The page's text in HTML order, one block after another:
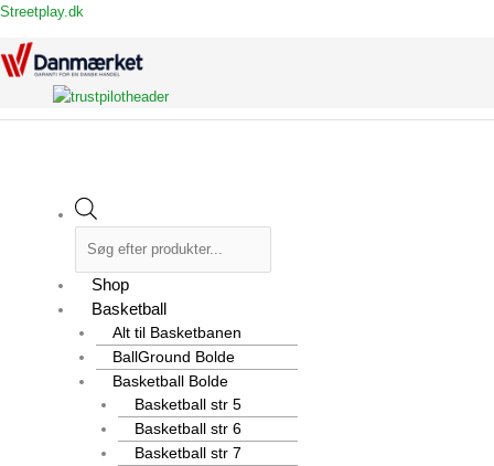
Gå
indholdet
Streetplay.dk
Flyout
Shop
Basketball
Alt til Basketbanen
BallGround Bolde
Basketball Bolde
Basketball str 5
Basketball str 6
Basketball str 7
Products
Products